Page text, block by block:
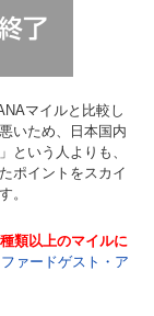
マイルと比較し
いため、日本国内
という人よりも、
ポイントをスカイ
。
類以上のマイルに
ァードゲスト・ア